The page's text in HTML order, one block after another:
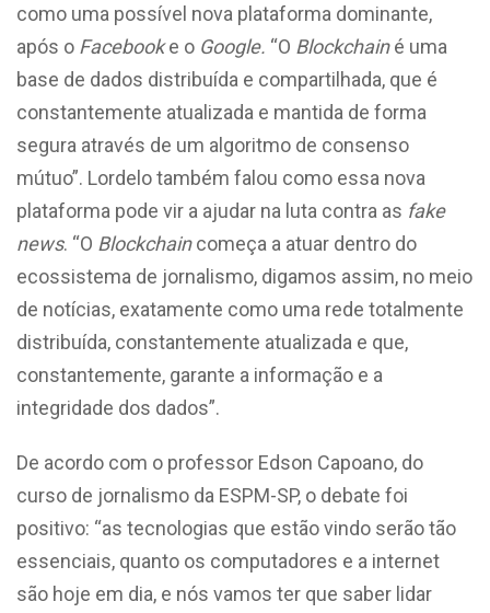
como uma possível nova plataforma dominante,
após o Facebooke o Google. “O Blockchainé uma
base de dados distribuída e compartilhada, que é
constantemente atualizada e mantida de forma
segura através de um algoritmo de consenso
mútuo”. Lordelo também falou como essa nova
plataforma pode vir a ajudar na luta contra as fake
news. “O Blockchaincomeça a atuar dentro do
ecossistema de jornalismo, digamos assim, no meio
de notícias, exatamente como uma rede totalmente
distribuída, constantemente atualizada e que,
constantemente, garante a informação e a
integridade dos dados”.
De acordo com o professor Edson Capoano, do
curso de jornalismo da ESPM-SP, o debate foi
positivo: “as tecnologias que estão vindo serão tão
essenciais, quanto os computadores e a internet
são hoje em dia, e nós vamos ter que saber lidar